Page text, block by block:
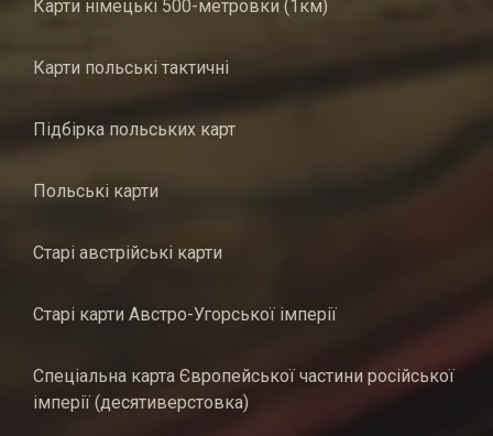
Карти німецькі 500-метровки (1км)
Карти польські тактичні
Підбірка польських карт
Польські карти
Старі австрійські карти
Старі карти Австро-Угорської імперії
Спеціальна карта Європейської частини російської
імперії (десятиверстовка)